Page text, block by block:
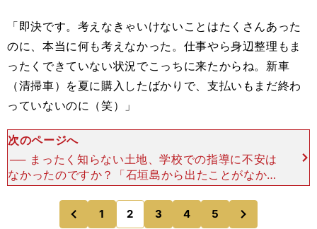
「即決です。考えなきゃいけないことはたくさんあった
のに、本当に何も考えなかった。仕事やら身辺整理もま
ったくできていない状況でこっちに来たからね。新車
（清掃車）を夏に購入したばかりで、支払いもまだ終わ
っていないのに（笑）」
次のページへ
── まったく知らない土地、学校での指導に不安は
なかったのですか？「石垣島から出たことがなかっ
たからね。でも、それは二の次、三の次。とにかく
野球ができるならどこでもよかった。そう、そこに
野球があった
前
のページへ
1 2 3 4 5
のページへ